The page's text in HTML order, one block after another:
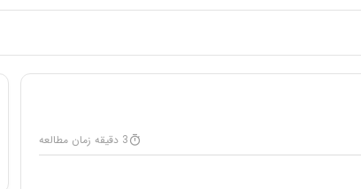
3 دقیقه زمان مطالعه